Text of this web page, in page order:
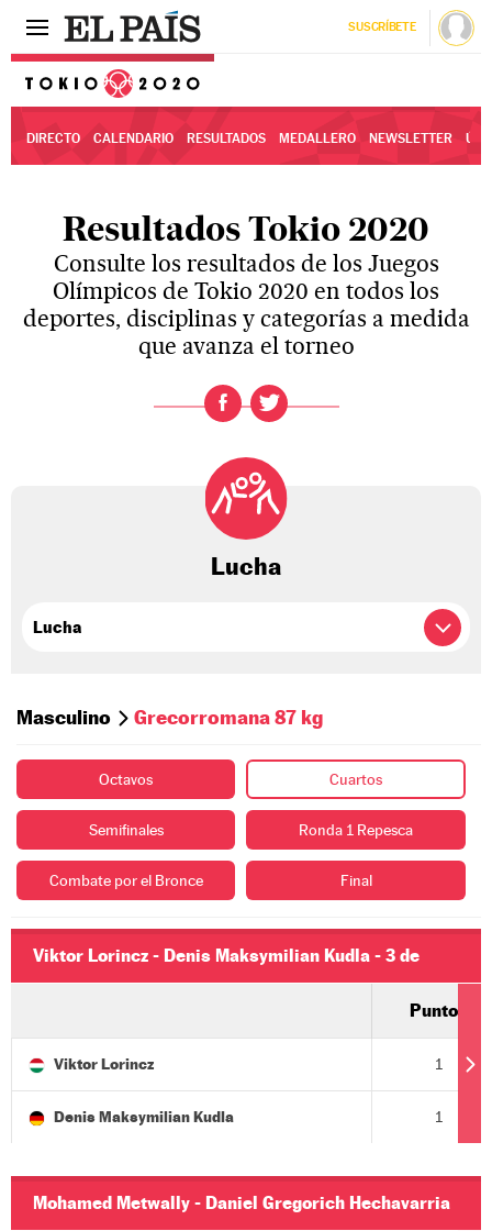
SUSCRÍBETE
DIRECTO CALENDARIO RESULTADOS MEDALLERO NEWSLETTER
Resultados Tokio 2020
Consulte los resultados de los Juegos
Olímpicos de Tokio 2020 en todos los
deportes, disciplinas y categorías a medida
que avanza el torneo
Lucha
Masculino Grecorromana 87 kg
Octavos Cuartos
Semifinales Ronda 1 Repesca
Combate por el Bronce Final
Viktor Lorincz - Denis Maksymilian Kudla - 3 de
Puntos
Viktor Lorincz 1
Denis Maksymilian Kudla 1
Mohamed Metwally - Daniel Gregorich Hechavarria